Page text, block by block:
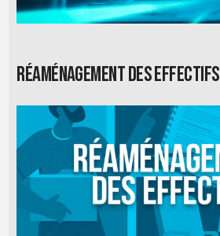
Réaménagement des effectifs